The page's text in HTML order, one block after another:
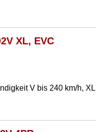
XL, EVC
V bis 240 km/h, XL